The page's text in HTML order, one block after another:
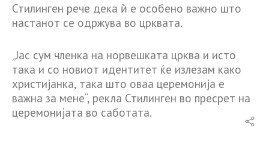
Стилинген рече дека ѝ е особено важно што
настанот се одржува во црквата.
„Јас сум членка на норвешката црква и исто
така и со новиот идентитет ќе излезам како
христијанка, така што оваа церемонија е
важна за мене“, рекла Стилинген во пресрет на
церемонијата во саботата.